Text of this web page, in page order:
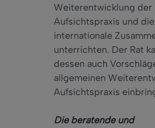
Weiterentwicklung der
Aufsichtspraxis und die
internationale
unterrichten. Der Rat
dessen auch
allgemeinen
Aufsichtspraxis
Die beratende und